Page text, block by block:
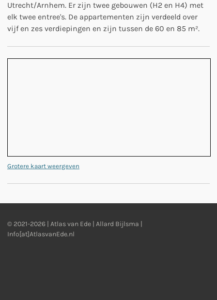
Utrecht/Arnhem. Er zijn twee gebouwen (H2 en H4) met
elk twee entree's. De appartementen zijn verdeeld over
vijf en zes verdiepingen en zijn tussen de 60 en 85 m².
Grotere kaart weergeven
© 2021-2026 | Atlas van Ede | Allard Bijlsma |
Info[at]AtlasvanEde.nl